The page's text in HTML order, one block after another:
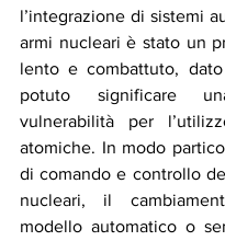
l’integrazione di sistemi
armi nucleari è stato un
lento e combattuto,
potuto significare
vulnerabilità per
atomiche. In modo
di comando e controllo
nucleari, il
modello automatico o